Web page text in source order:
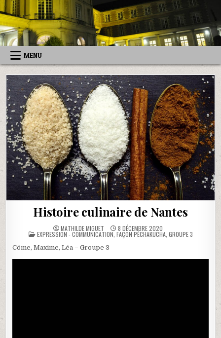
Skip
to
content
MENU
Histoire culinaire de Nantes
MATHILDE MIGUET 8 DÉCEMBRE 2020
POSTED
EXPRESSION - COMMUNICATION, FAÇON PÉCHAKUCHA, GROUPE 3
Côme, Maxime, Léa – Groupe 3